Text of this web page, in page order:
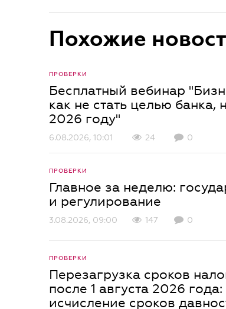
Похожие
ПРОВЕРКИ
Бесплатный вебинар
как не стать целью банка,
2026 году"
6.08.2026, 10:01 24 0
ПРОВЕРКИ
Главное за неделю:
и регулирование
3.08.2026, 09:00 147 0
ПРОВЕРКИ
Перезагрузка сроков
после 1 августа 2026 года:
исчисление сроков